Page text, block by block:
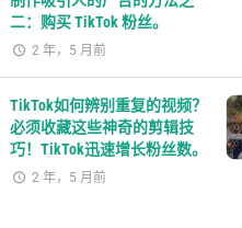
二：购买 TikTok 粉丝。
2 年，5 月前
TikTok如何辨别重复的视频？
必须收藏这些神奇的剪辑技
巧！TikTok迅速增长粉丝数。
2 年，5 月前